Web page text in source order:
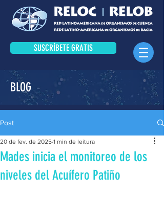
SUSCRÍBETE GRATIS
BLOG
Post
Mades inicia el monitoreo de los
niveles del Acuífero Patiño
20 de fev. de 2025 1 min de leitura